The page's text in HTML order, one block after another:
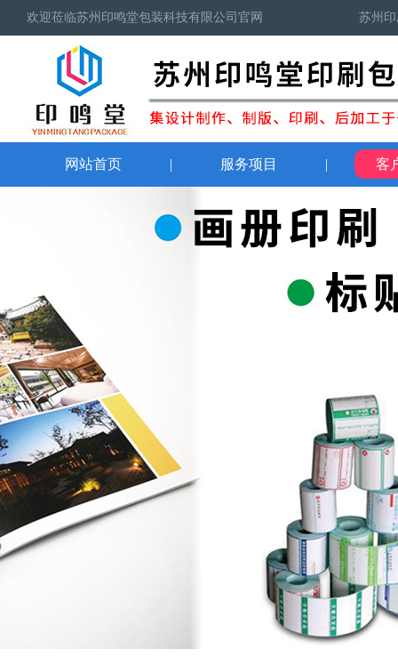
欢迎莅临苏州印鸣堂包装科技有限公司官网 苏州
网站首页 | 服务项目 | 客